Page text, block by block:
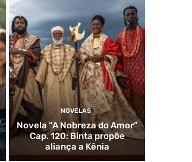
NOVELAS
Novela “A Nobreza do Amor”
Cap. 120: Binta propõe
aliança a Kênia